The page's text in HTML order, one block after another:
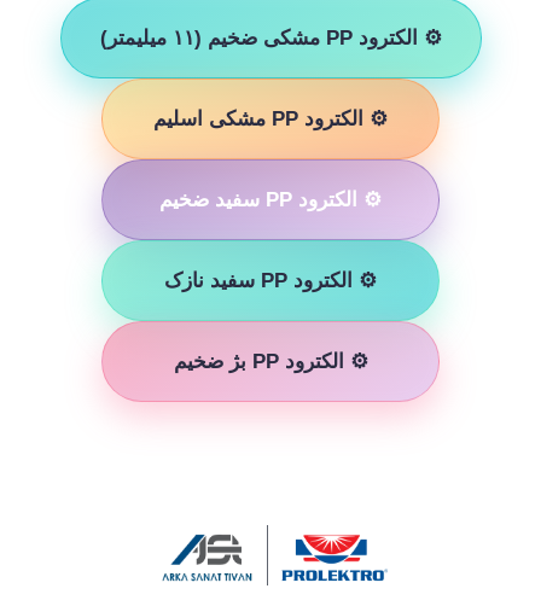
⚙️ الکترود PP مشکی ضخیم (۱۱ میلیمتر)
⚙️ الکترود PP مشکی اسلیم
⚙️ الکترود PP سفید ضخیم
⚙️ الکترود PP سفید نازک
⚙️ الکترود PP بژ ضخیم